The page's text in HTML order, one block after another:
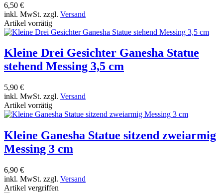
6,50 €
inkl. MwSt. zzgl. Versand
Artikel vorrätig
Kleine Drei Gesichter Ganesha Statue
stehend Messing 3,5 cm
5,90 €
inkl. MwSt. zzgl. Versand
Artikel vorrätig
Kleine Ganesha Statue sitzend zweiarmig
Messing 3 cm
6,90 €
inkl. MwSt. zzgl. Versand
Artikel vergriffen